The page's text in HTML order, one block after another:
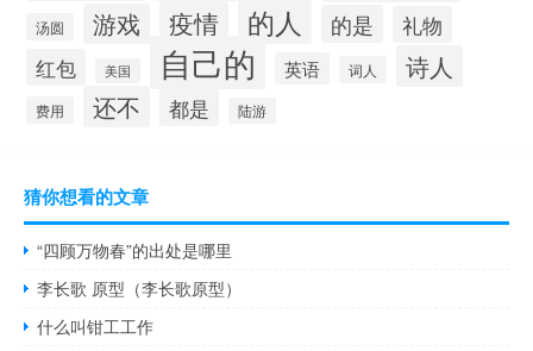
汤圆 游戏 疫情 的人 的是
礼物
红包
美国 自己的 英语 词人 诗人
费用 还不 都是 陆游
猜你想看的文章
“四顾万物春”的出处是哪里
李长歌 原型（李长歌原型）
什么叫钳工工作